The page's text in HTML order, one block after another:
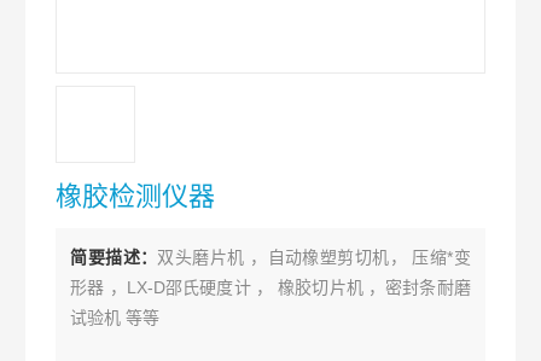
橡胶检测仪器
简要描述： 双头磨片机 ，自动橡塑剪切机， 压缩*变
形器 ，LX-D邵氏硬度计 ， 橡胶切片机 ，密封条耐磨
试验机 等等